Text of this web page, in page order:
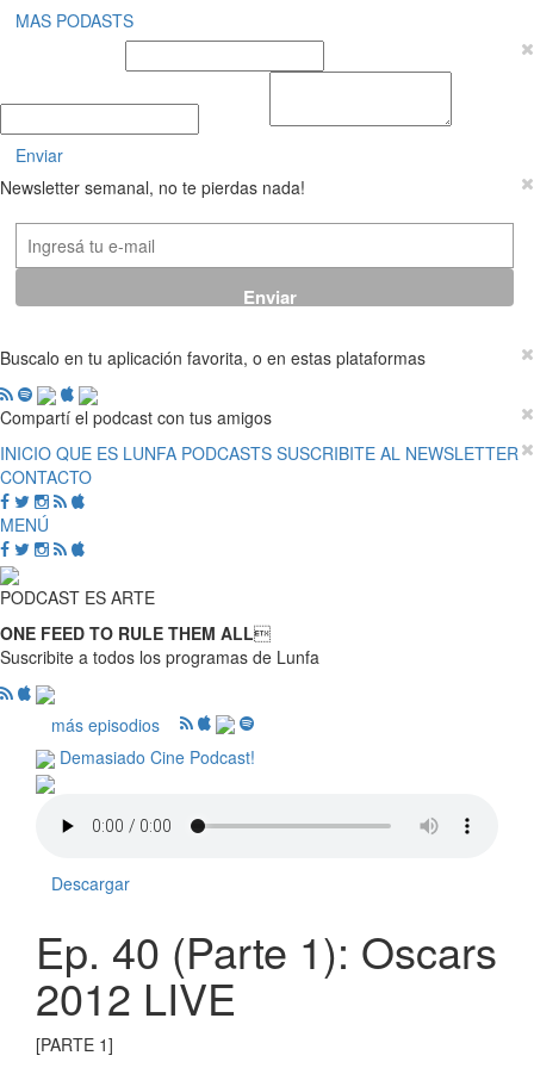
MAS PODASTS
Enviar
Newsletter semanal, no te pierdas nada!
Buscalo en tu aplicación favorita, o en estas plataformas
Compartí el podcast con tus amigos
INICIO QUE ES LUNFA PODCASTS SUSCRIBITE AL NEWSLETTER
CONTACTO
MENÚ
PODCAST ES ARTE
ONE FEED TO RULE THEM ALL
Suscribite a todos los programas de Lunfa
más episodios
Demasiado Cine Podcast!
Descargar
Ep. 40 (Parte 1): Oscars
2012 LIVE
[PARTE 1]